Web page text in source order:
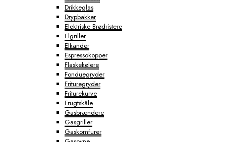
Drikkeglas
Drypbakker
Elektriske Brødristere
Elgriller
Elkander
Espressokopper
Flaskekølere
Fonduegryder
Frituregryder
Friturekurve
Frugtskåle
Gasbrændere
Gasgriller
Gaskomfurer